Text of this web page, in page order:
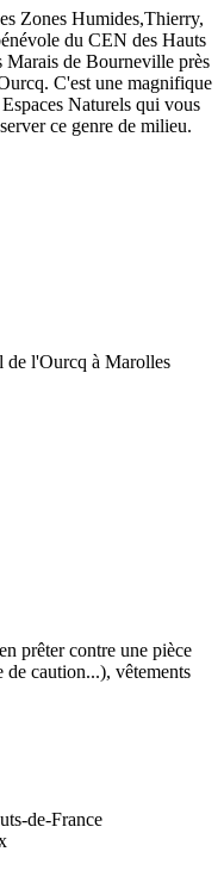
Zones Humides,Thierry,
du CEN des Hauts
Marais de Bourneville près
C'est une magnifique
Naturels qui vous
ce genre de milieu.
de l'Ourcq à Marolles
prêter contre une pièce
caution...), vêtements
de-France